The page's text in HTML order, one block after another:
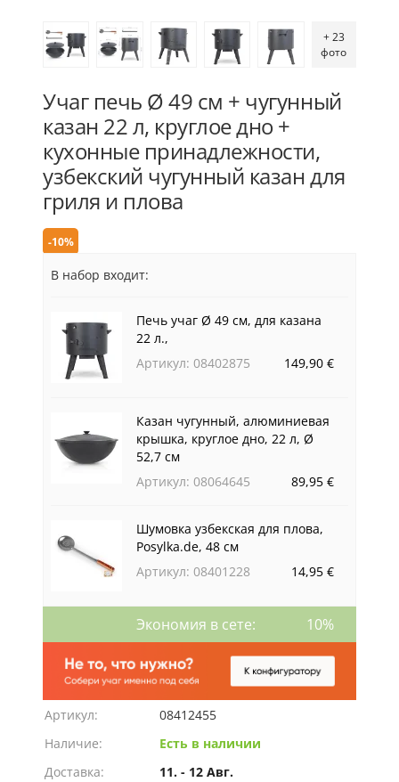
+ 23
фото
Учаг печь Ø 49 см + чугунный
казан 22 л, круглое дно +
кухонные принадлежности,
узбекский чугунный казан для
гриля и плова
-10%
В набор входит:
Печь учаг Ø 49 см, для казана
22 л.,
Артикул: 08402875
149,90 €
Казан чугунный, алюминиевая
крышка, круглое дно, 22 л, Ø
52,7 см
Артикул: 08064645
89,95 €
Шумовка узбекская для плова,
Posylka.de, 48 см
Артикул: 08401228
14,95 €
Экономия в сете: 10%
Артикул:
08412455
Наличие:
Есть в наличии
Доставка:
11. - 12 Авг.